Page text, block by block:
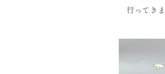
行ってきま